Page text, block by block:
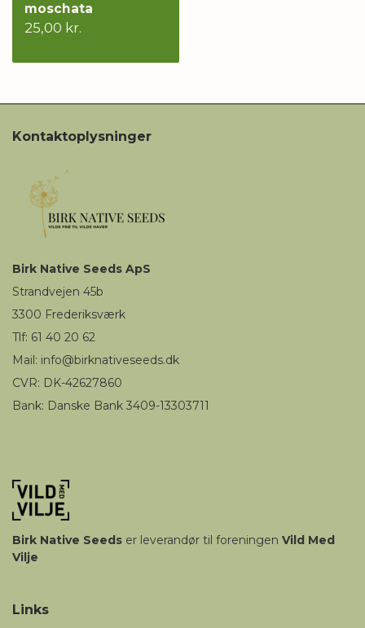
moschata
25,00 kr.
Kontaktoplysninger
Birk Native Seeds ApS
Strandvejen 45b
3300 Frederiksværk
Tlf: 61 40 20 62
Mail: info@birknativeseeds.dk
CVR: DK-42627860
Bank: Danske Bank 3409-13303711
Birk Native Seeds er leverandør til foreningen Vild Med
Vilje
Links